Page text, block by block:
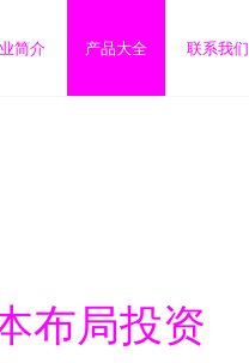
简介 产品大全 联系我们
布局投资